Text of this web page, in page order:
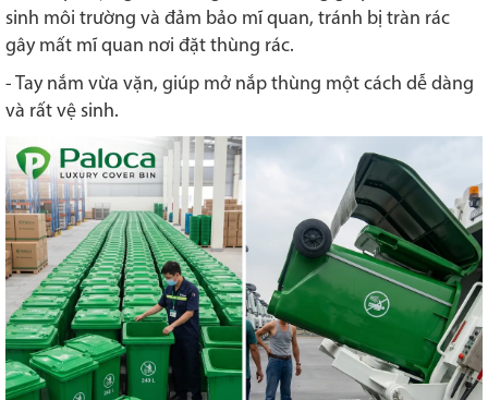
sinh môi trường và đảm bảo mĩ quan, tránh bị tràn rác
gây mất mĩ quan nơi đặt thùng rác.
- Tay nắm vừa vặn, giúp mở nắp thùng một cách dễ dàng
và rất vệ sinh.